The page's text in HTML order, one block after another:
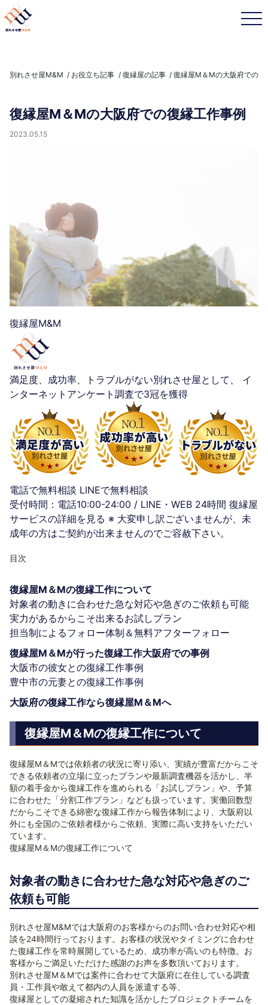
別れさせ屋M&M お役立ち記事 復縁屋の記事 復縁屋M＆Mの大阪府での復
復縁屋M＆Mの大阪府での復縁工作事例
2023.05.15
復縁屋M&M
満足度、成功率、トラブルがない別れさせ屋として、
イ
ンターネットアンケート調査で3冠を獲得
電話で無料相談 LINEで無料相談
受付時間：電話10:00-24:00 / LINE・WEB 24時間 復縁屋
サービスの詳細を見る ※ 大変申し訳ございませんが、未
成年の方はご契約が出来ませんのでご容赦下さい。
目次
復縁屋M＆Mの復縁工作について
対象者の動きに合わせた急な対応や急ぎのご依頼も可能
実力があるからこそ出来るお試しプラン
担当制によるフォロー体制＆無料アフターフォロー
復縁屋M＆Mが行った復縁工作大阪府での事例
大阪市の彼女との復縁工作事例
豊中市の元妻との復縁工作事例
大阪府の復縁工作なら復縁屋M＆Mへ
復縁屋M＆Mの復縁工作について
復縁屋M＆Mでは依頼者の状況に寄り添い、実績が豊富だからこそ
できる依頼者の立場に立ったプランや最新調査機器を活かし、半
額の着手金から復縁工作を進められる「お試しプラン」や、予算
に合わせた「分割工作プラン」なども扱っています。実働回数型
だからこそできる綿密な復縁工作から報告体制により、大阪府以
外にも全国のご依頼者様からご依頼、実際に高い支持をいただい
ています。
復縁屋M＆Mの復縁工作について
対象者の動きに合わせた急な対応や急ぎのご
依頼も可能
別れさせ屋M&Mでは大阪府のお客様からのお問い合わせ対応や相
談を24時間行っております。お客様の状況やタイミングに合わせ
た復縁工作を常時展開しているため、成功率が高いのも特徴。お
客様からご満足いただけた感謝のお声を多数頂いております。
別れさせ屋M＆Mでは案件に合わせて大阪府に在住している調査
員・工作員や敢えて都内の人員を派遣する等、
復縁屋としての凝縮された知識を活かしたプロジェクトチームを